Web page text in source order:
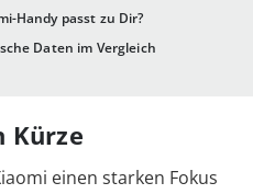
Handy passt zu Dir?
Daten im Vergleich
Kürze
einen starken Fokus